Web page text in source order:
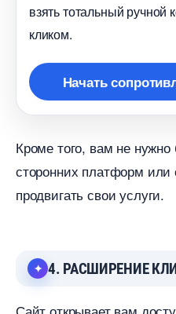
зять тотальный ручной
кликом.
Начать
Кроме того, вам не
сторонних платформ или
продвигать свои услуги.
4. РАСШИРЕНИЕ